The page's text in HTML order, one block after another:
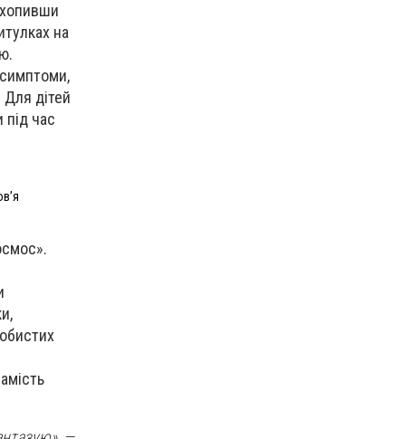
на
симптоми,
дітей
час